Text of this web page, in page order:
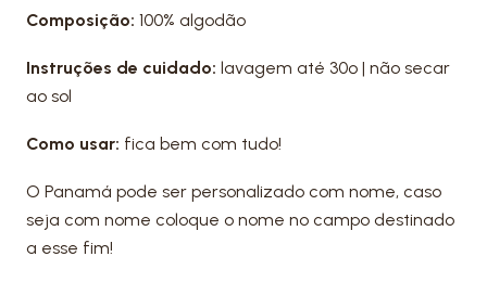
Composição: 100% algodão
Instruções de cuidado: lavagem até 30º | não secar
ao sol
Como usar: fica bem com tudo!
O Panamá pode ser personalizado com nome, caso
seja com nome coloque o nome no campo destinado
a esse fim!